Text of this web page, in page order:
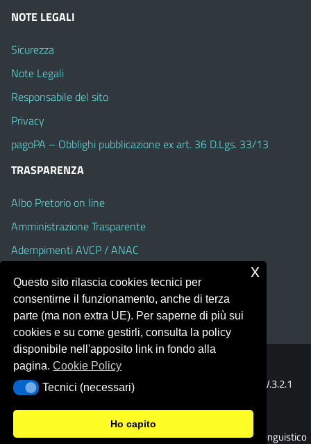
NOTE LEGALI
Sicurezza
Note Legali
Responsabile del sito
Privacy
pagoPA – Obblighi pubblicazione ex art. 36 D.Lgs. 33/13
TRASPARENZA
Albo Pretorio on line
Amministrazione Trasparente
Adempimenti AVCP / ANAC
Accesso Civico
Dichiarazione di accessibilità
Portale realizzato con la piattaforma
Template Italia configurato sul tema accessibile
V.3.2.1
(Alioth)
© 2026 Liceo Classico - Scientifico - Linguistico
Questo sito rilascia cookies tecnici per
consentirne il funzionamento, anche di terza
parte (ma non extra UE). Per saperne di più sui
cookies e su come gestirli, consulta la policy
disponibile nell'apposito link in fondo alla
pagina.Cookie Policy
Tecnici (necessari)
Tecnici (necessari)
Ho capito
x